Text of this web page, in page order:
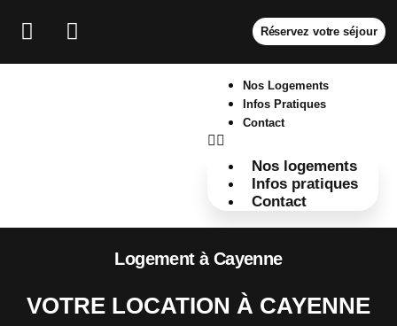
Réservez votre séjour
Nos Logements
Infos Pratiques
Contact
Nos logements
Infos pratiques
Contact
Logement à Cayenne
VOTRE LOCATION À CAYENNE